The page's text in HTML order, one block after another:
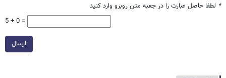
* لطفا حاصل عبارت را در جعبه متن روبرو وارد کنید
5 + 0 =
ارسال